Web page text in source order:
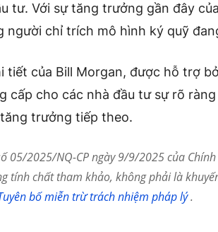
tư. Với sự tăng trưởng gần đây
người chỉ trích mô hình ký quỹ
tiết của Bill Morgan, được hỗ trợ
cấp cho các nhà đầu tư sự rõ ràng
trưởng tiếp theo.
05/2025/NQ-CP ngày 9/9/2025 của
tính chất tham khảo, không phải là
bố miễn trừ trách nhiệm pháp lý.